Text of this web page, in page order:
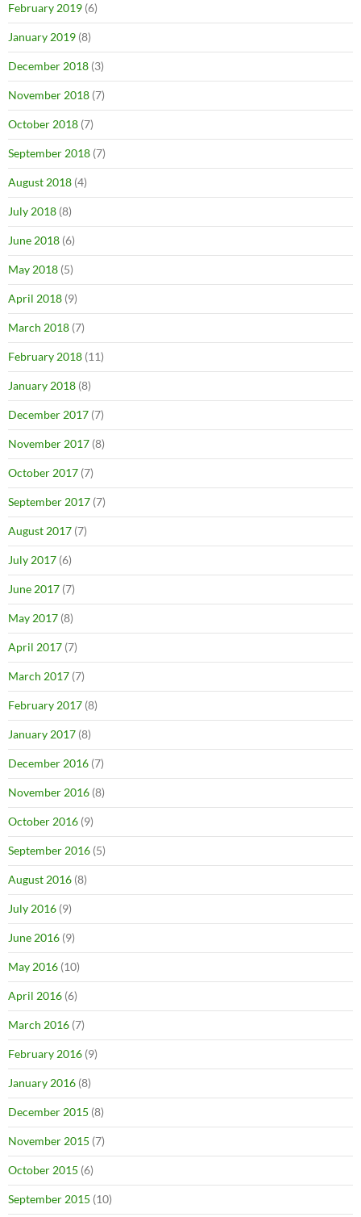
February 2019 (6)
January 2019 (8)
December 2018 (3)
November 2018 (7)
October 2018 (7)
September 2018 (7)
August 2018 (4)
July 2018 (8)
June 2018 (6)
May 2018 (5)
April 2018 (9)
March 2018 (7)
February 2018 (11)
January 2018 (8)
December 2017 (7)
November 2017 (8)
October 2017 (7)
September 2017 (7)
August 2017 (7)
July 2017 (6)
June 2017 (7)
May 2017 (8)
April 2017 (7)
March 2017 (7)
February 2017 (8)
January 2017 (8)
December 2016 (7)
November 2016 (8)
October 2016 (9)
September 2016 (5)
August 2016 (8)
July 2016 (9)
June 2016 (9)
May 2016 (10)
April 2016 (6)
March 2016 (7)
February 2016 (9)
January 2016 (8)
December 2015 (8)
November 2015 (7)
October 2015 (6)
September 2015 (10)